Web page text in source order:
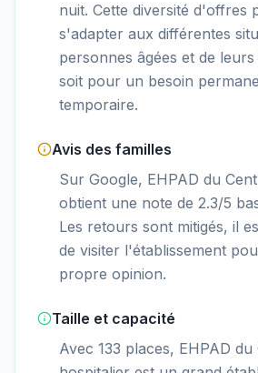
nuit. Cette diversité d'offres
s'adapter aux différentes
personnes âgées et de
soit pour un besoin
temporaire.
Avis des familles
Sur Google, EHPAD du
obtient une note de 2.3/5
Les retours sont mitigés, il
de visiter l'établissement
propre opinion.
Taille et capacité
Avec 133 places, EHPAD du